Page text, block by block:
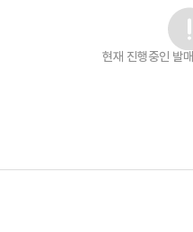
현재 진행중인 발매